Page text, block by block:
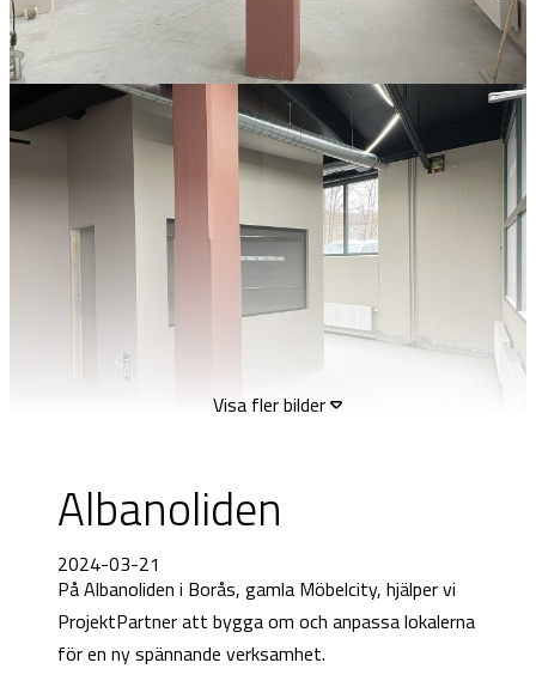
Visa fler bilder
Albanoliden
2024-03-21
På Albanoliden i Borås, gamla Möbelcity, hjälper vi
ProjektPartner att bygga om och anpassa lokalerna
för en ny spännande verksamhet.